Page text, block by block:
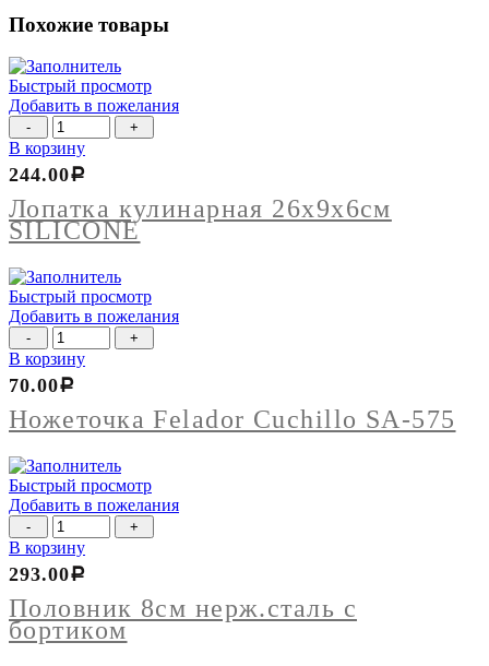
Похожие товары
Быстрый просмотр
Добавить в пожелания
Количество
товара
Лопатка
кулинарная
26х9х6см
SILICONE
В корзину
Лопатка кулинарная 26х9х6см
SILICONE
244.00Р
Быстрый просмотр
Добавить в пожелания
Количество
товара
Ножеточка
Felador
Cuchillo
SA-
В корзину
Ножеточка Felador Cuchillo SA-575
70.00Р
Быстрый просмотр
Добавить в пожелания
Количество
товара
Половник
8см
нерж.сталь
с
бортиком
В корзину
Половник 8см нерж.сталь с
бортиком
293.00Р